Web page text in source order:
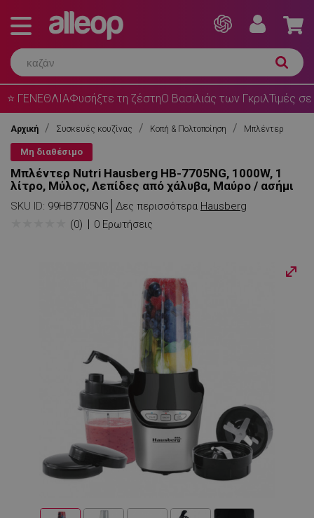
⭐ ΓΕΝΕΘΛΙΑΦυσήξτε τη ζέστηΟ Βασιλιάς των ΓκριλΤιμές σε
Αρχική Συσκευές κουζίνας Κοπή & Πολτοποίηση Μπλέντερ
Μη διαθέσιμο
Μπλέντερ Nutri Hausberg HB-7705NG, 1000W, 1
λίτρο, Μύλος, Λεπίδες από χάλυβα, Μαύρο / ασήμι
SKU ID: 99HB7705NG Δες περισσότερα Hausberg
(0) 0 Ερωτήσεις